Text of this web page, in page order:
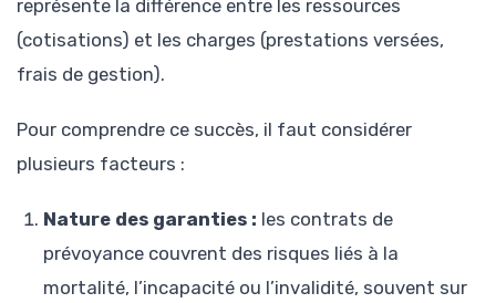
représente la différence entre les ressources
(cotisations) et les charges (prestations versées,
frais de gestion).
Pour comprendre ce succès, il faut considérer
plusieurs facteurs :
Nature des garanties : les contrats de
prévoyance couvrent des risques liés à la
mortalité, l’incapacité ou l’invalidité, souvent sur